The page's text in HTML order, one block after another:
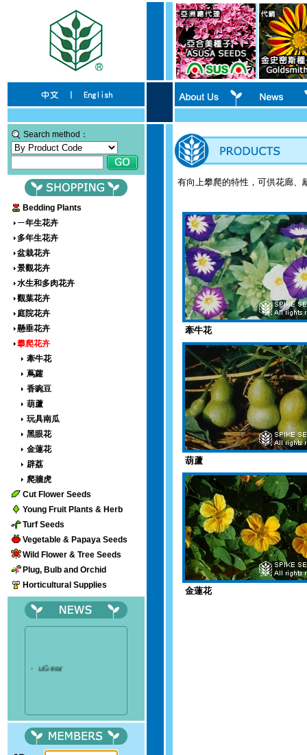
Search method：
Bedding Plants
ㄧ年生花卉
多年生花卉
盆栽花卉
景觀花卉
水生和多肉花卉
觀葉花卉
庭院花卉
懸垂花卉
攀爬花卉
牽牛花
蔦蘿
香豌豆
葫蘆
玩具南瓜
黑眼花
金蓮花
辟荔
爬牆虎
Cut Flower Seeds
Young Fruit Plants & Herb
Turf Seeds
Vegetable & Papaya Seeds
Wild Flower & Tree Seeds
Plug, Bulb and Orchid
Horticultural Supplies
‧ uGear
有向上攀爬的特性，可供花廊、
牽牛花
葫蘆
金蓮花